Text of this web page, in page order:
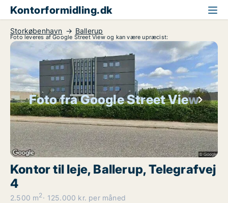
Kontorformidling.dk
Storkøbenhavn Ballerup
Foto leveres af Google Street View og kan være upræcist:
Foto fra Google Street View
Kontor til leje, Ballerup, Telegrafvej
4
2.500 m2 125.000 kr. per måned